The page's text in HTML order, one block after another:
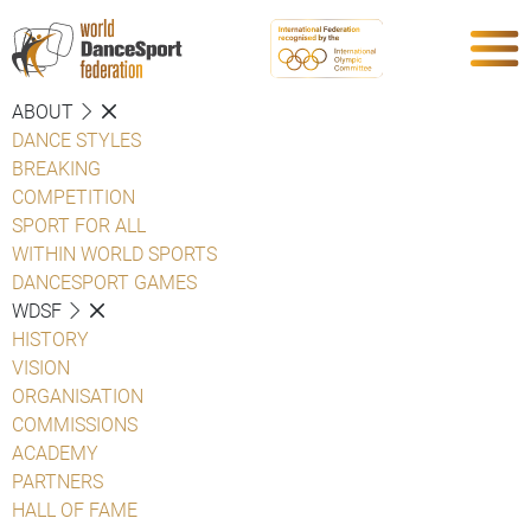
ABOUT
DANCE STYLES
BREAKING
COMPETITION
SPORT FOR ALL
WITHIN WORLD SPORTS
DANCESPORT GAMES
WDSF
HISTORY
VISION
ORGANISATION
COMMISSIONS
ACADEMY
PARTNERS
HALL OF FAME